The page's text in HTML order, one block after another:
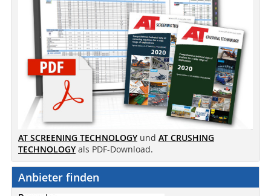
AT SCREENING TECHNOLOGY und AT CRUSHING
TECHNOLOGY als PDF-Download.
Anbieter finden